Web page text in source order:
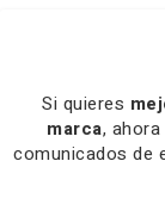
Si quieres
marca,
comunicados de